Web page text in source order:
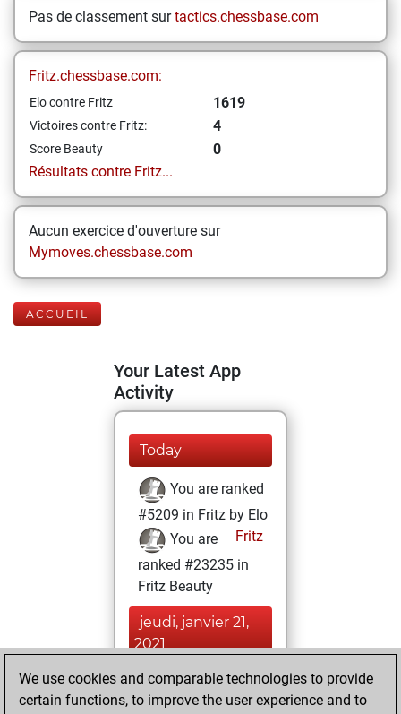
Pas de classement surtactics.chessbase.com
Fritz.chessbase.com:
Elo contre Fritz 1619
Victoires contre Fritz: 4
Score Beauty
0
Résultats contre Fritz...
Aucun exercice d'ouverture sur
Mymoves.chessbase.com
ACCUEIL
Your Latest App
Activity
Today
You are ranked
#5209 in Fritz by Elo
Fritz
You are
ranked #23235 in
Fritz Beauty
jeudi, janvier 21,
2021
You won
against Fritz
Fritz
We use cookies and comparable technologies to provide
certain functions, to improve the user experience and to